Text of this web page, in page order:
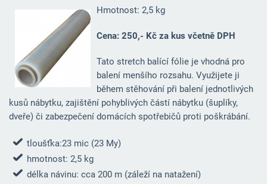
Hmotnost: 2,5 kg
Cena: 250,- Kč za kus včetně DPH
Tato stretch balící fólie je vhodná pro
balení menšího rozsahu. Využijete ji
během stěhování při balení jednotlivých
kusů nábytku, zajištění pohyblivých částí nábytku (šuplíky,
dveře) či zabezpečení domácích spotřebičů proti poškrábání.
tloušťka:23 mic (23 My)
hmotnost: 2,5 kg
délka návinu: cca 200 m (záleží na natažení)